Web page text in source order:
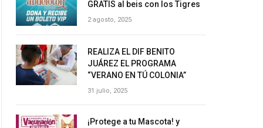
GRATIS al beis con los Tigres
2 agosto, 2025
REALIZA EL DIF BENITO
JUÁREZ EL PROGRAMA
“VERANO EN TÚ COLONIA”
31 julio, 2025
¡Protege a tu Mascota! y